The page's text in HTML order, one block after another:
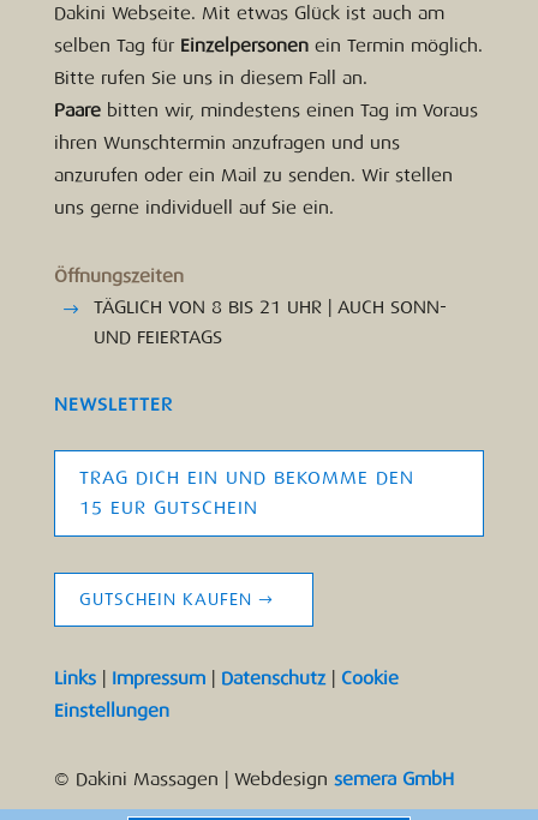
Dakini Webseite. Mit etwas Glück ist auch am
selben Tag für Einzelpersonenein Termin möglich.
Bitte rufen Sie uns in diesem Fall an.
Paarebitten wir, mindestens einen Tag im Voraus
ihren Wunschtermin anzufragen und uns
anzurufen oder ein Mail zu senden. Wir stellen
uns gerne individuell auf Sie ein.
Öffnungszeiten
TÄGLICH VON 8 BIS 21 UHR | AUCH SONN-
UND FEIERTAGS
NEWSLETTER
TRAG DICH EIN UND BEKOMME DEN
15 EUR GUTSCHEIN
GUTSCHEIN KAUFEN
Links| Impressum| Datenschutz| Cookie
Einstellungen
© Dakini Massagen | Webdesign semera GmbH